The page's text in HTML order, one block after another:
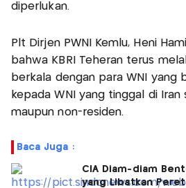
diperlukan.
Plt Dirjen PWNI Kemlu, Heni
bahwa KBRI Teheran terus
berkala dengan para WNI yang
kepada WNI yang tinggal di Iran
maupun non-residen.
Baca Juga :
CIA Diam-diam
yang Libatkan